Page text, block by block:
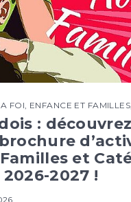
FOI ENFANCE ET FAMILLES
:
et
2027 !